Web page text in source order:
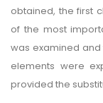
obtained, the first
of the most
was examined
elements were
provided the